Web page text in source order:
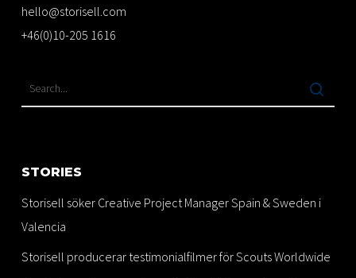
hello@storisell.com
+46(0)10-205 1616
STORIES
Storisell söker Creative Project Manager Spain & Sweden i
Valencia
Storisell producerar testimonialfilmer för Scouts Worldwide